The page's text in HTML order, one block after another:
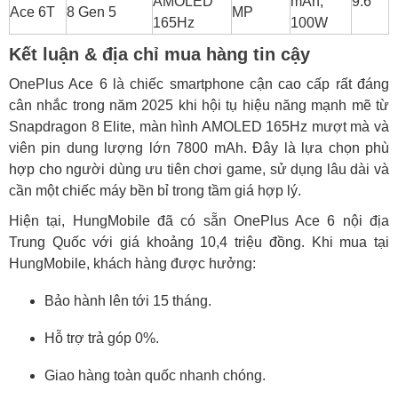
Ace 6T
8 Gen 5
165Hz
MP
100W
Kết luận & địa chỉ mua hàng tin cậy
OnePlus Ace 6 là chiếc smartphone cận cao cấp rất đáng
cân nhắc trong năm 2025 khi hội tụ hiệu năng mạnh mẽ từ
Snapdragon 8 Elite, màn hình AMOLED 165Hz mượt mà và
viên pin dung lượng lớn 7800 mAh. Đây là lựa chọn phù
hợp cho người dùng ưu tiên chơi game, sử dụng lâu dài và
cần một chiếc máy bền bỉ trong tầm giá hợp lý.
Hiện tại, HungMobile đã có sẵn OnePlus Ace 6 nội địa
Trung Quốc với giá khoảng 10,4 triệu đồng. Khi mua tại
HungMobile, khách hàng được hưởng:
Bảo hành lên tới 15 tháng.
Hỗ trợ trả góp 0%.
Giao hàng toàn quốc nhanh chóng.